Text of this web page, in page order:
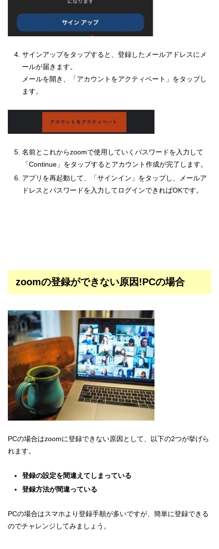
サインアップをタップすると、登録したメールアドレスにメ
ールが届きます。
メールを開き、「アカウントをアクティベート」をタップし
ます。
名前とこれからzoomで使用していくパスワードを入力して
「Continue」をタップするとアカウント作成が完了します。
アプリを再起動して、「サインイン」をタップし、メールア
ドレスとパスワードを入力してログインできればOKです。
zoomの登録ができない原因!PCの場合
PCの場合はzoomに登録できない原因として、以下の2つが挙げら
れます。
登録の設定を間違えてしまっている
登録方法が間違っている
PCの場合はスマホより登録手順が多いですが、簡単に登録できる
のでチャレンジしてみましょう。